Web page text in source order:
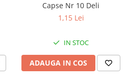
Capse Nr 10 Deli
1,15 Lei
IN STOC
ADAUGA IN COS